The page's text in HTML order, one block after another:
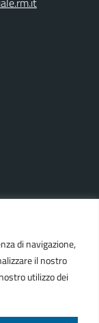
di navigazione,
il nostro
utilizzo dei